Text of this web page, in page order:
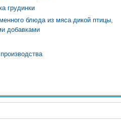
грудинки
блюда из мяса дикой птицы,
добавками